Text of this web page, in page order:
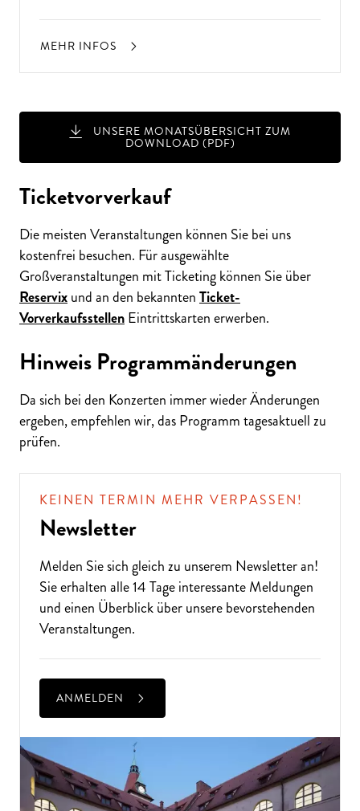
MEHR INFOS
UNSERE MONATSÜBERSICHT ZUM
DOWNLOAD (PDF)
Ticketvorverkauf
Die meisten Veranstaltungen können Sie bei uns
kostenfrei besuchen. Für ausgewählte
Großveranstaltungen mit Ticketing können Sie über
Reservixund an den bekanntenTicket-
VorverkaufsstellenEintrittskarten erwerben.
Hinweis Programmänderungen
Da sich bei den Konzerten immer wieder Änderungen
ergeben, empfehlen wir, das Programm tagesaktuell zu
prüfen.
KEINEN TERMIN MEHR VERPASSEN!
Newsletter
Melden Sie sich gleich zu unserem Newsletteran!
Sie erhalten alle 14 Tage interessante Meldungen
und einen Überblick über unsere bevorstehenden
Veranstaltungen.
ANMELDEN